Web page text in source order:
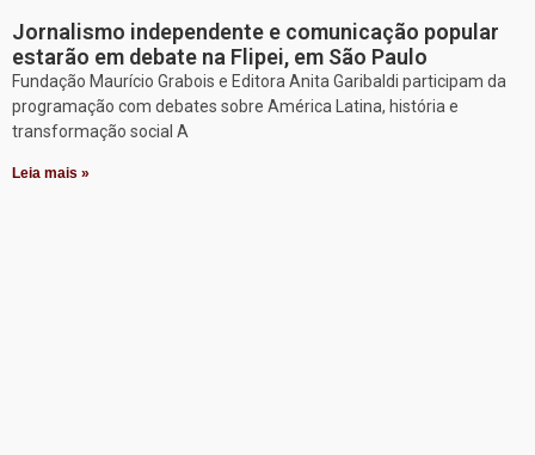
Jornalismo independente e comunicação popular
estarão em debate na Flipei, em São Paulo
Fundação Maurício Grabois e Editora Anita Garibaldi participam da
programação com debates sobre América Latina, história e
transformação social A
Leia mais »